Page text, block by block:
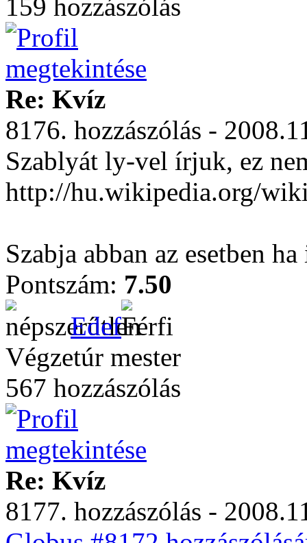
159 hozzászólás
Re: Kvíz
8176. hozzászólás -
Szablyát ly-vel írjuk, ez
http://hu.wikipedia.org/
Szabja abban az esetben
Pontszám: 7.50
Edef
Végzetúr mester
567 hozzászólás
Re: Kvíz
8177. hozzászólás -